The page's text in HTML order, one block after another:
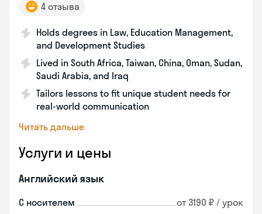
4 отзыва
Holds degrees in Law, Education Management,
and Development Studies
Lived in South Africa, Taiwan, China, Oman, Sudan,
Saudi Arabia, and Iraq
Tailors lessons to fit unique student needs for
real-world communication
Читать дальше
Услуги и цены
Английский язык
С носителем от 3190 ₽ / урок